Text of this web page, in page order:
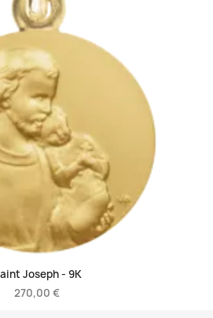
Joseph - 9K
270,00 €